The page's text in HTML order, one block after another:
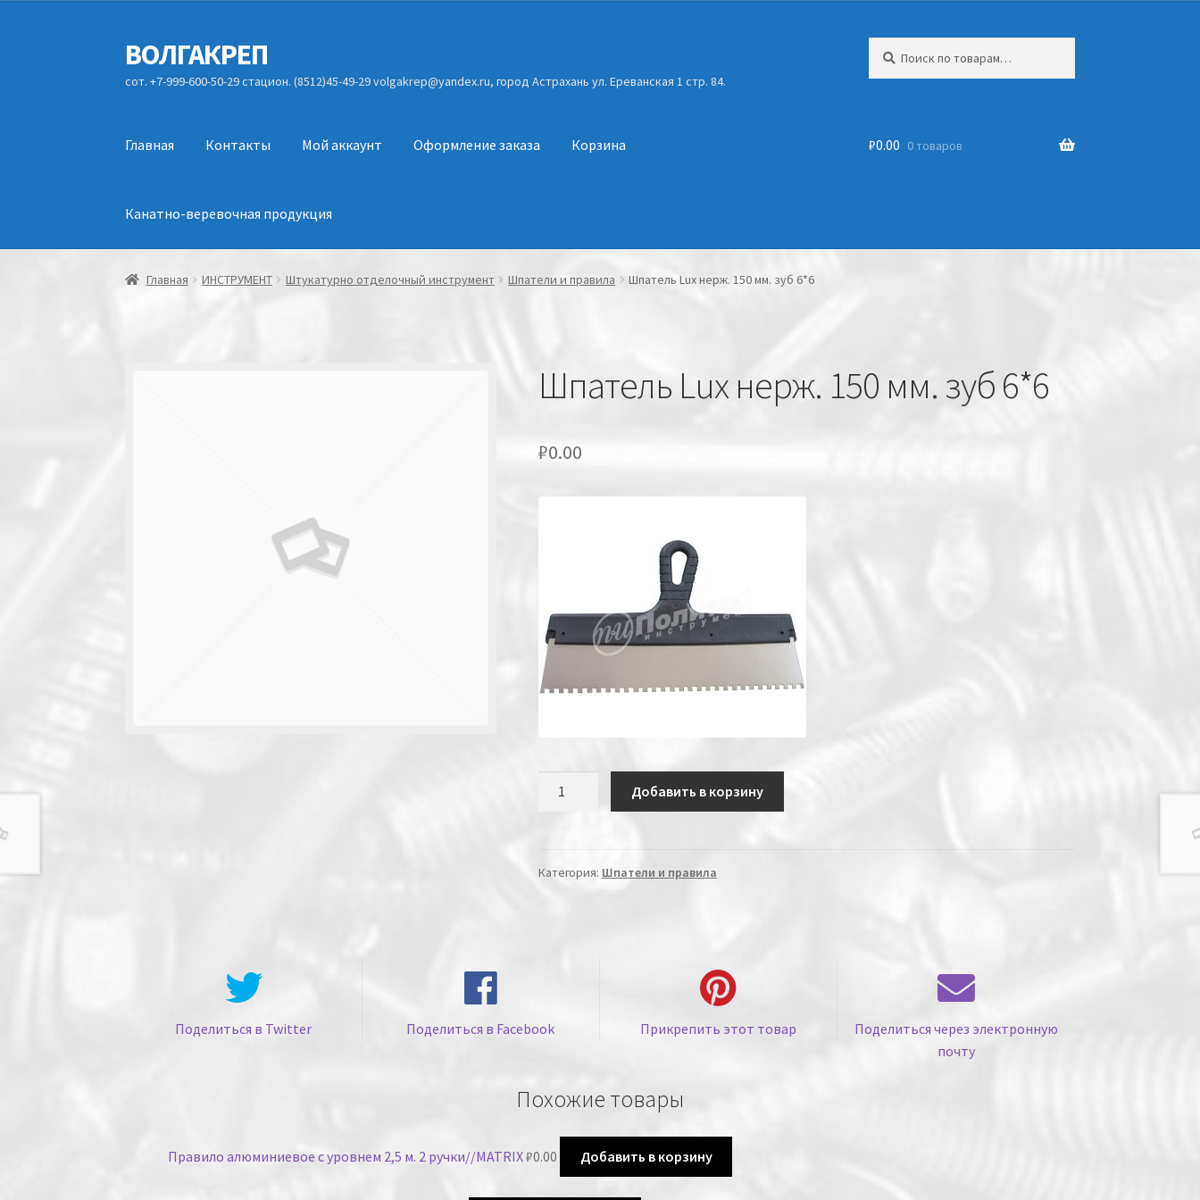
Перейти
к
навигации
Перейти
к
содержимому
ВОЛГАКРЕП
сот. +7-999-600-50-29 стацион. (8512)45-49-29 volgakrep@yandex.ru, город Астрахань ул. Ереванская 1 стр. 84.
Главная Контакты Мой аккаунт Оформление заказа Корзина
Канатно-веревочная продукция
₽0.00 0 товаров
Главная ИНСТРУМЕНТ Штукатурно отделочный инструмент Шпатели и правила Шпатель Lux нерж. 150 мм. зуб 6*6
Шпатель Lux нерж. 150 мм. зуб 6*6
₽0.00
Добавить в корзину
Категория: Шпатели и правила
Поделиться в Twitter Поделиться в Facebook Прикрепить этот товар
Поделиться через электронную
почту
Похожие товары
Правило алюминиевое с уровнем 2,5 м. 2 ручки//MATRIX₽0.00 Добавить в корзину